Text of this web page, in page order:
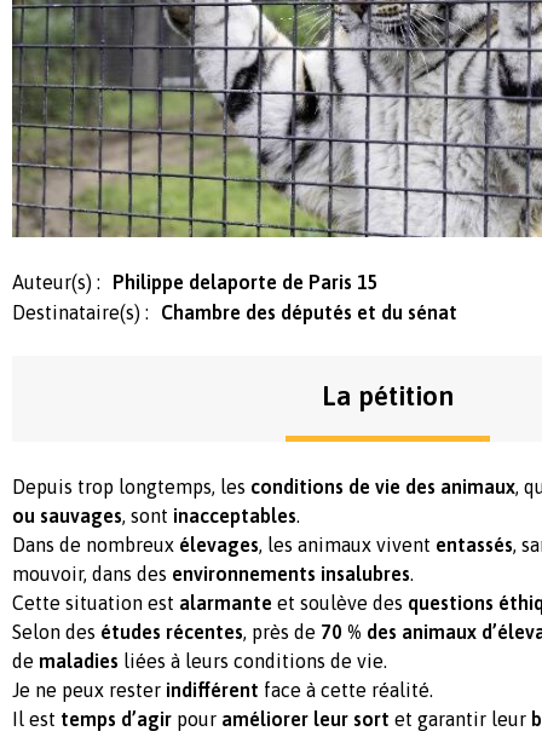
Auteur(s) :
Philippe delaporte de Paris 15
Destinataire(s) :
Chambre des députés et du sénat
La pétition
Depuis trop longtemps, les conditions de vie des animaux,
ou sauvages, sont inacceptables.
Dans de nombreux élevages, les animaux vivent entassés,
mouvoir, dans des environnements insalubres.
Cette situation est alarmante et soulève des questions
Selon des études récentes, près de 70 % des animaux
de maladies liées à leurs conditions de vie.
Je ne peux rester indifférent face à cette réalité.
Il est temps d’agir pour améliorer leur sort et garantir leur